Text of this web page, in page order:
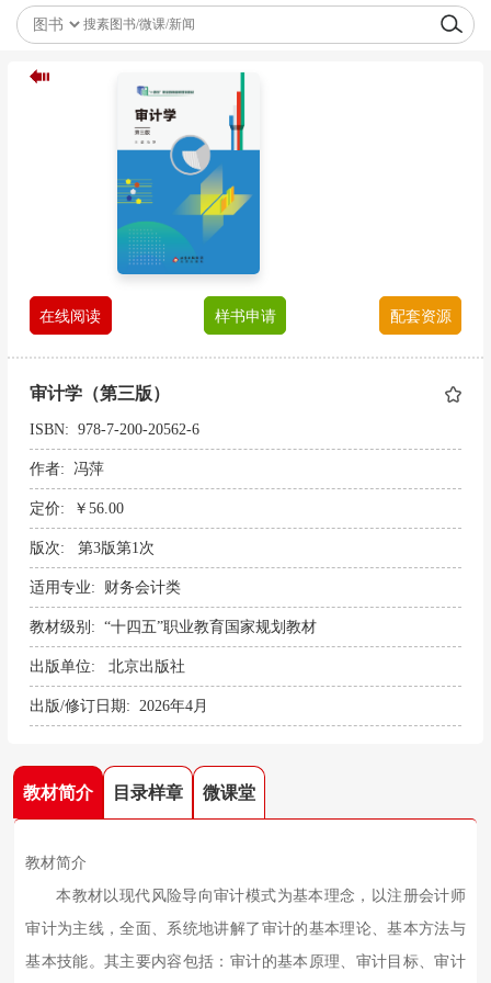
在线阅读 样书申请 配套资源
审计学（第三版）
ISBN: 978-7-200-20562-6
作者: 冯萍
定价: ￥56.00
版次: 第3版第1次
适用专业: 财务会计类
教材级别: “十四五”职业教育国家规划教材
出版单位: 北京出版社
出版/修订日期: 2026年4月
教材简介 目录样章 微课堂
教材简介
本教材以现代风险导向审计模式为基本理念，以注册会计师
审计为主线，全面、系统地讲解了审计的基本理论、基本方法与
基本技能。其主要内容包括：审计的基本原理、审计目标、审计